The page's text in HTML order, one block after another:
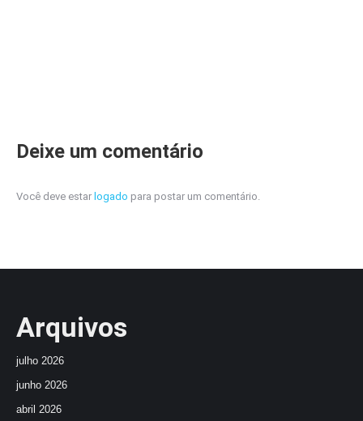
Deixe um comentário
Você deve estar logado para postar um comentário.
Arquivos
julho 2026
junho 2026
abril 2026